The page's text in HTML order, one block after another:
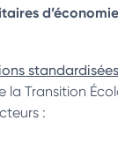
standardisées
la Transition
: